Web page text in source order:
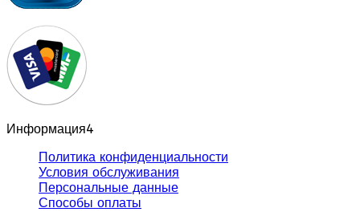
Информация4
Политика конфиденциальности
Условия обслуживания
Персональные данные
Способы оплаты